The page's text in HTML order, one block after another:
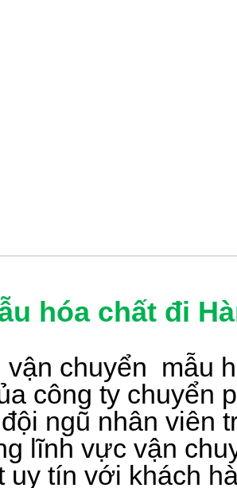
hóa chất đi
vận chuyển mẫu
công ty chuyển
ngũ nhân viên
lĩnh vực vận
uy tín với khách